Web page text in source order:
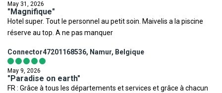
May 31, 2026
"Magnifique"
Hotel super. Tout le personnel au petit soin. Maivelis a la piscine
réserve au top. A ne pas manquer
Connector47201168536, Namur, Belgique
May 9, 2026
"Paradise on earth"
FR : Grâce à tous les départements et services et grâce à chacun